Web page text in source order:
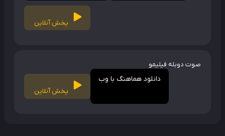
پخش آنلاین
صوت دوبله فیلیمو
دانلود هماهنگ با وب
پخش آنلاین